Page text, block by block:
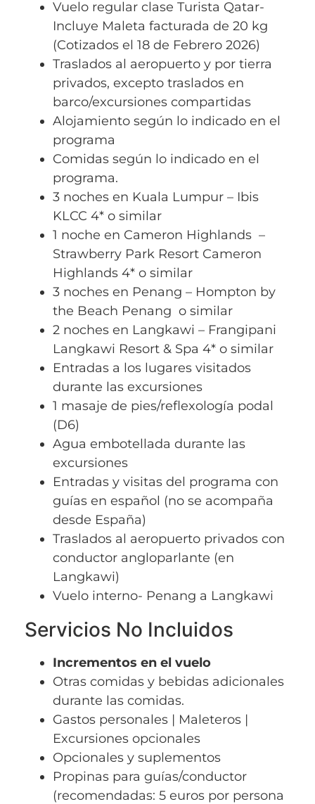
Vuelo regular clase Turista Qatar-
Incluye Maleta facturada de 20 kg
(Cotizados el 18 de Febrero 2026)
Traslados al aeropuerto y por tierra
privados, excepto traslados en
barco/excursiones compartidas
Alojamiento según lo indicado en el
programa
Comidas según lo indicado en el
programa.
3 noches en Kuala Lumpur – Ibis
KLCC 4* o similar
1 noche en Cameron Highlands –
Strawberry Park Resort Cameron
Highlands 4* o similar
3 noches en Penang – Hompton by
the Beach Penang o similar
2 noches en Langkawi – Frangipani
Langkawi Resort & Spa 4* o similar
Entradas a los lugares visitados
durante las excursiones
1 masaje de pies/reflexología podal
(D6)
Agua embotellada durante las
excursiones
Entradas y visitas del programa con
guías en español (no se acompaña
desde España)
Traslados al aeropuerto privados con
conductor angloparlante (en
Langkawi)
Vuelo interno- Penang a Langkawi
Servicios No Incluidos
Incrementos en el vuelo
​​Otras comidas y bebidas adicionales
durante las comidas.
Gastos personales | Maleteros |
Excursiones opcionales
Opcionales y suplementos
Propinas para guías/conductor
(recomendadas: 5 euros por persona